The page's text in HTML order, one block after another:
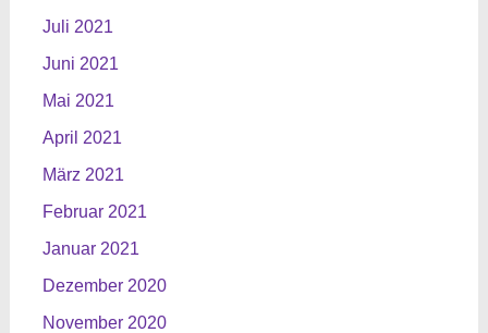
Juli 2021
Juni 2021
Mai 2021
April 2021
März 2021
Februar 2021
Januar 2021
Dezember 2020
November 2020